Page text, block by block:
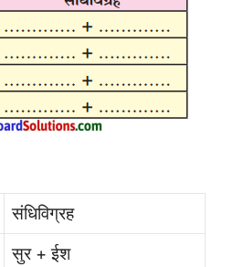
संधिविग्रह
सुर + ईश